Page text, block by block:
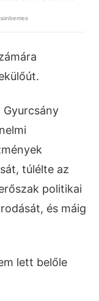
túlélte az
politikai
és máig
lett belőle